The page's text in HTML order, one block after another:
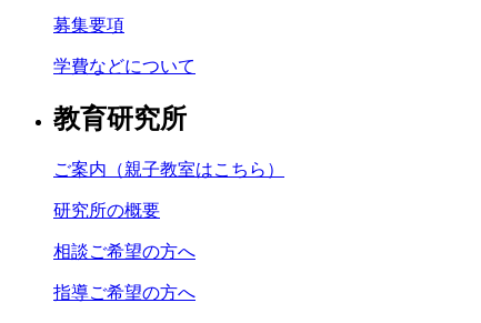
募集要項
学費などについて
教育研究所
ご案内（親子教室はこちら）
研究所の概要
相談ご希望の方へ
指導ご希望の方へ